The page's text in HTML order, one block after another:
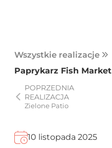
Wszystkie realizacje
Paprykarz Fish Market
POPRZEDNIA
REALIZACJA
Zielone Patio
10 listopada 2025